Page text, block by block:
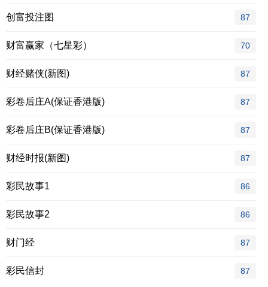
创富投注图 87
财富赢家（七星彩） 70
财经赌侠(新图) 87
彩卷后庄A(保证香港版) 87
彩卷后庄B(保证香港版) 87
财经时报(新图) 87
彩民故事1 86
彩民故事2 86
财门经 87
彩民信封 87